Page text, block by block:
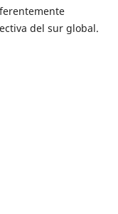
del sur global.